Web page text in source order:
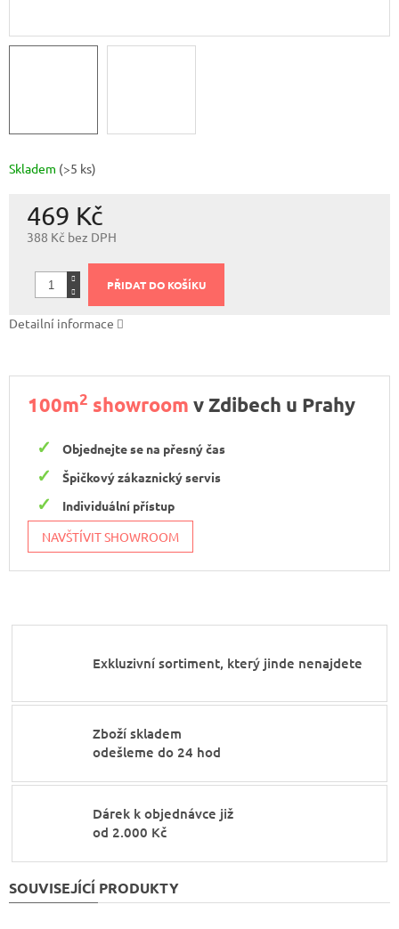
469 Kč
388 Kč bez DPH
cena:
Skladem (>5 ks)
PŘIDAT DO KOŠÍKU
Detailní informace
100m2 showroom v Zdibech u Prahy
Objednejte se na přesný čas
Špičkový zákaznický servis
Individuální přístup
NAVŠTÍVIT SHOWROOM
Exkluzivní sortiment, který jinde nenajdete
Zboží skladem
odešleme do 24 hod
Dárek k objednávce již
od 2.000 Kč
SOUVISEJÍCÍ PRODUKTY